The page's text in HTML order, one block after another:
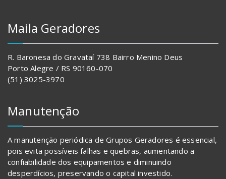
Maila Geradores
R. Baronesa do Gravataí 738 Bairro Menino Deus
Porto Alegre / RS 90160-070
(51) 3025-3970
Manutenção
A manutenção periódica de Grupos Geradores é essencial,
pois evita possíveis falhas e quebras, aumentando a
confiabilidade dos equipamentos e diminuindo
desperdícios, preservando o capital investido.